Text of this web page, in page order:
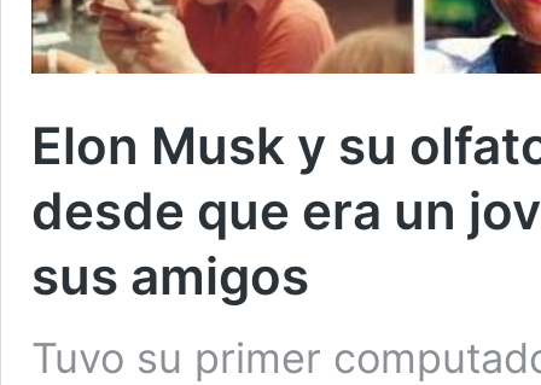
Elon Musk y su
desde que era un
sus amigos
Tuvo su primer